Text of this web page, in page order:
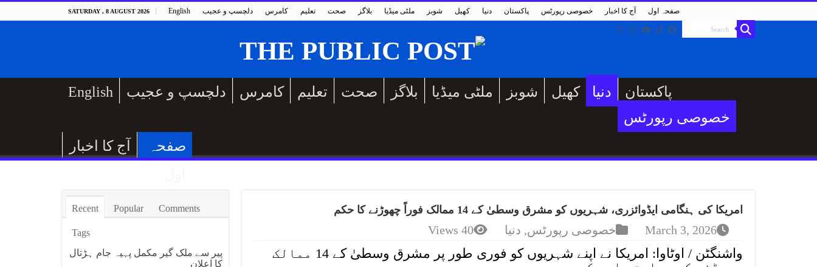
SATURDAY , 8 AUGUST 2026 English دلچسپ و عجیب کامرس تعلیم صحت بلاگز ملٹی میڈیا شوبز کھیل دنیا پاکستان خصوصی رپورٹس آج کا اخبار صفحہ اول
English دلچسپ و عجیب کامرس تعلیم صحت بلاگز ملٹی میڈیا شوبز کھیل دنیا
پاکستان
خصوصی رپورٹس
آج کا اخبار
صفحہ
امریکا کی ہنگامی ایڈوائزری، شہریوں کو مشرق وسطیٰ کے 14 ممالک فوراً چھوڑنے کا حکم
March 3, 2026 خصوصی رپورٹس, دنیا 40 Views
واشنگٹن / اوٹاوا: امریکا نے اپنے شہریوں کو فوری طور پر مشرق وسطیٰ کے 14 ممالک
Recent Popular Comments
Tags
پیر سے ملک گیر مکمل پہیہ جام ہڑتال
کا اعلان